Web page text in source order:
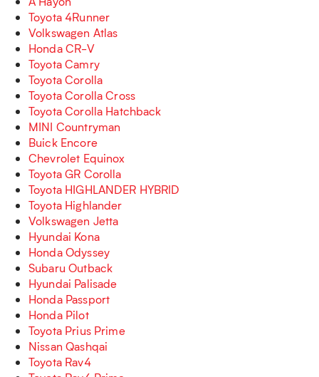
Toyota 4Runner
Volkswagen Atlas
Honda CR-V
Toyota Camry
Toyota Corolla
Toyota Corolla Cross
Toyota Corolla Hatchback
MINI Countryman
Buick Encore
Chevrolet Equinox
Toyota GR Corolla
Toyota HIGHLANDER HYBRID
Toyota Highlander
Volkswagen Jetta
Hyundai Kona
Honda Odyssey
Subaru Outback
Hyundai Palisade
Honda Passport
Honda Pilot
Toyota Prius Prime
Nissan Qashqai
Toyota Rav4